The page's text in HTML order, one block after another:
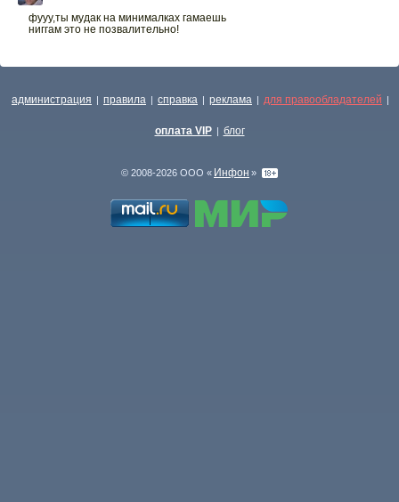
фууу,ты мудак на минималках гамаешь
ниггам это не позвалительно!
администрация | правила | справка | реклама | для правообладателей |
оплата VIP | блог
© 2008-2026 ООО « Инфон »